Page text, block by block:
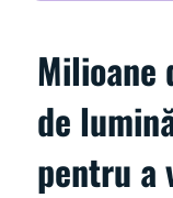
Milioane
de
pentru a